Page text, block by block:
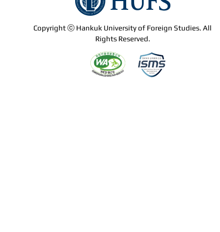
Copyright ⓒ Hankuk University of Foreign Studies. All
Rights Reserved.